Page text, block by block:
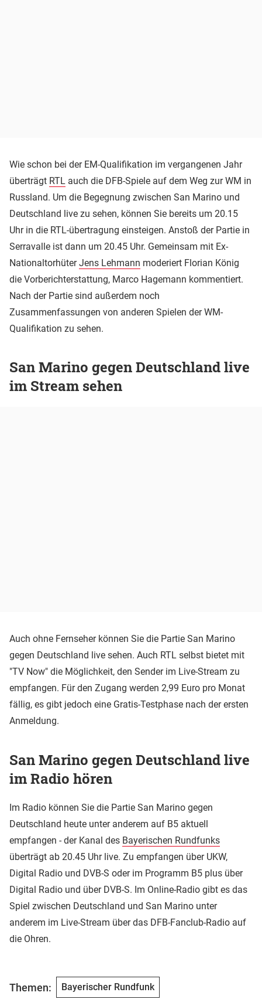
Wie schon bei der EM-Qualifikation im vergangenen Jahr
überträgt RTL auch die DFB-Spiele auf dem Weg zur WM in
Russland. Um die Begegnung zwischen San Marino und
Deutschland live zu sehen, können Sie bereits um 20.15
Uhr in die RTL-übertragung einsteigen. Anstoß der Partie in
Serravalle ist dann um 20.45 Uhr. Gemeinsam mit Ex-
NationaltorhüterJens Lehmann moderiert Florian König
die Vorberichterstattung, Marco Hagemann kommentiert.
Nach der Partie sind außerdem noch
Zusammenfassungen von anderen Spielen der WM-
Qualifikation zu sehen.
San Marino gegen Deutschland live
im Stream sehen
Auch ohne Fernseher können Sie die Partie San Marino
gegen Deutschland live sehen. Auch RTL selbst bietet mit
"TV Now" die Möglichkeit, den Sender im Live-Stream zu
empfangen. Für den Zugang werden 2,99 Euro pro Monat
fällig, es gibt jedoch eine Gratis-Testphase nach der ersten
Anmeldung.
San Marino gegen Deutschland live
im Radio hören
Im Radio können Sie die Partie San Marino gegen
Deutschland heute unter anderem auf B5 aktuell
empfangen - der Kanal des Bayerischen Rundfunks
überträgt ab 20.45 Uhr live. Zu empfangen über UKW,
Digital Radio und DVB-S oder im Programm B5 plus über
Digital Radio und über DVB-S. Im Online-Radio gibt es das
Spiel zwischen Deutschland und San Marino unter
anderem im Live-Stream über das DFB-Fanclub-Radio auf
die Ohren.
Themen: Bayerischer Rundfunk